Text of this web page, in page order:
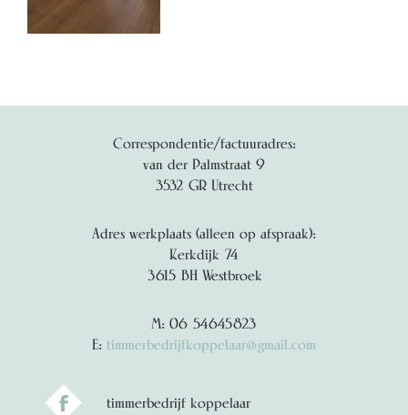
Correspondentie/factuuradres:
van der Palmstraat 9
3532 GR Utrecht
Adres werkplaats (alleen op afspraak):
Kerkdijk 74
3615 BH Westbroek
M: 06 54645823
E: timmerbedrijfkoppelaar@gmail.com
timmerbedrijf koppelaar